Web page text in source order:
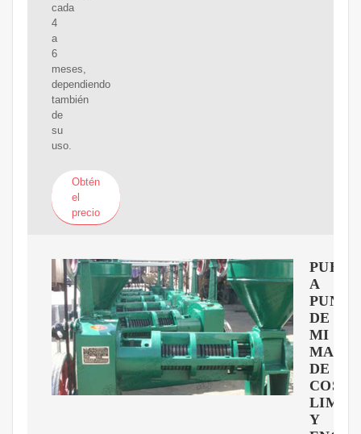
cada
4
a
6
meses,
dependiendo
también
de
su
uso.
Obtén
el
precio
A
DE
MI
DE
COSER
Y